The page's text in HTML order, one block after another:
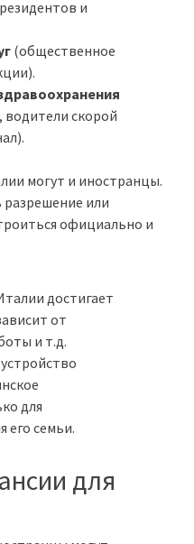
и
(общественное
скорой
могут и иностранцы.
разрешение или
официально и
достигает
от
и т.д.
для
его семьи.
для